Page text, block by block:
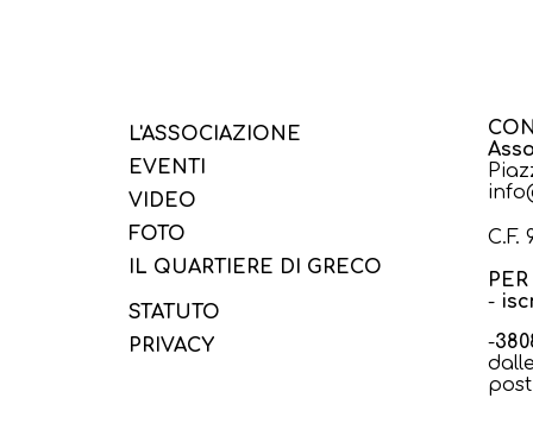
L'ASSOCIAZIONE
EVENTI
VIDEO
FOTO
IL QUARTIERE DI GRECO
STATUTO
PRIVACY
C.F.
-
-